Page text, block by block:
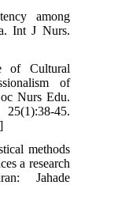
Cultural
in Saudi Arabia.
Yoo H. Influence of
Nursing
J Korea Acad Soc
Asghari M. Statistical
health and biosciences a
approach. Tehran:
2011.